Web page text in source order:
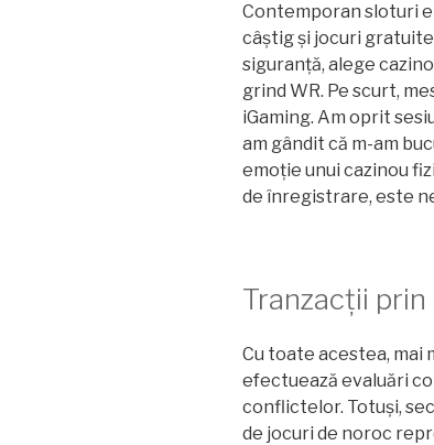
Contemporan sloturi
câștig și jocuri
siguranță, alege
grind WR. Pe scurt,
iGaming. Am oprit
am gândit că m-am
emoție unui cazinou
de înregistrare, este
Tranzacții
Cu toate acestea,
efectuează evaluări
conflictelor. Totuși,
de jocuri de noroc